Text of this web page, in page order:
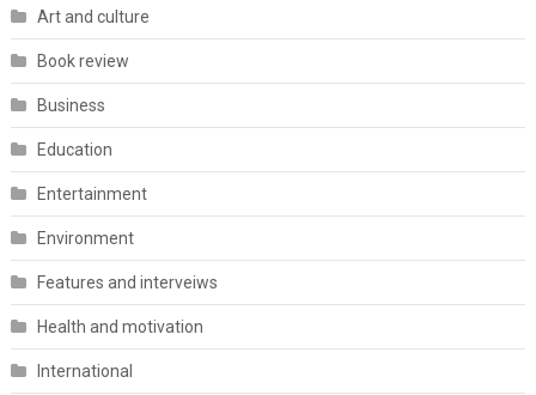
Art and culture
Book review
Business
Education
Entertainment
Environment
Features and interveiws
Health and motivation
International